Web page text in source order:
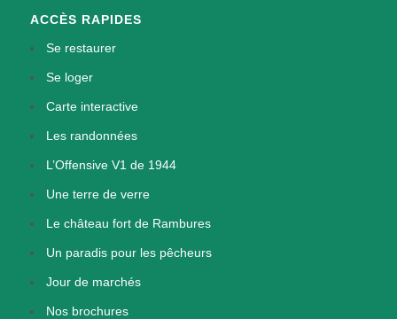
ACCÈS RAPIDES
Se restaurer
Se loger
Carte interactive
Les randonnées
L’Offensive V1 de 1944
Une terre de verre
Le château fort de Rambures
Un paradis pour les pêcheurs
Jour de marchés
Nos brochures